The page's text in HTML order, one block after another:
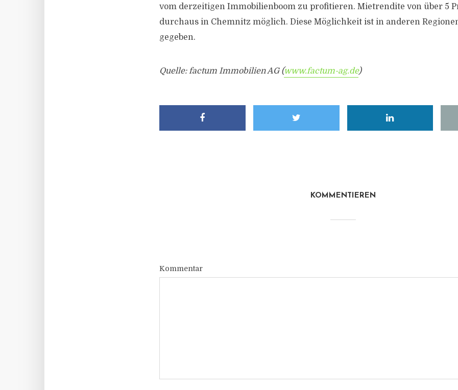
vom derzeitigen Immobilienboom zu profitieren. Mietrendite von über 5
durchaus in Chemnitz möglich. Diese Möglichkeit ist in anderen
gegeben.
Quelle: factum Immobilien AG (www.factum-ag.de)
KOMMENTIEREN
Kommentar